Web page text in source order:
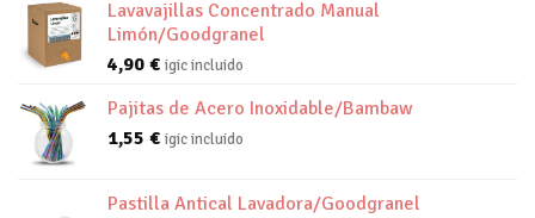
Lavavajillas Concentrado Manual
Limón/Goodgranel
4,90 € igic incluido
Pajitas de Acero Inoxidable/Bambaw
1,55 € igic incluido
Pastilla Antical Lavadora/Goodgranel